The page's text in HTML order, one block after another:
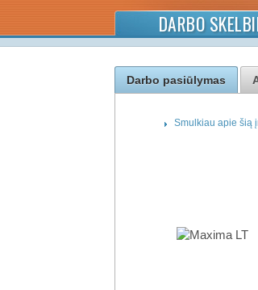
DARBO
Darbo pasiūlymas
Smulkiau apie šią